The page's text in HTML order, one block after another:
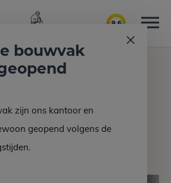
9.6
Grafsteen EM 16-10
EM 16-10
bouwvak
zijn ons kantoor en
geopend volgens de